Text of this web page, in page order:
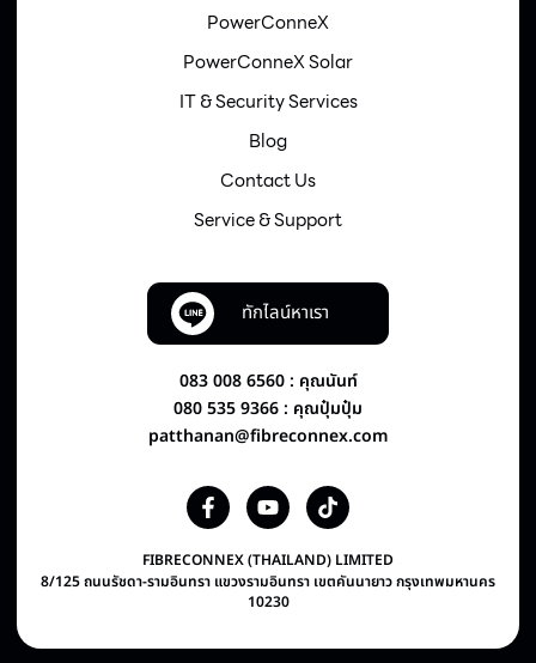
PowerConneX
PowerConneX Solar
IT & Security Services
Blog
Contact Us
Service & Support
ทักไลน์หาเรา
083 008 6560 : คุณนันท์
080 535 9366 : คุณปุ๋มปุ๋ม
patthanan@fibreconnex.com
FIBRECONNEX (THAILAND) LIMITED
8/125 ถนนรัชดา-รามอินทรา แขวงรามอินทรา เขตคันนายาว กรุงเทพมหานคร
10230